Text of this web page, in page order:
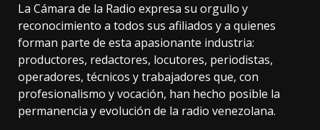
La Cámara de la Radio expresa su orgullo y
reconocimiento a todos sus afiliados y a quienes
forman parte de esta apasionante industria:
productores, redactores, locutores, periodistas,
operadores, técnicos y trabajadores que, con
profesionalismo y vocación, han hecho posible la
permanencia y evolución de la radio venezolana.